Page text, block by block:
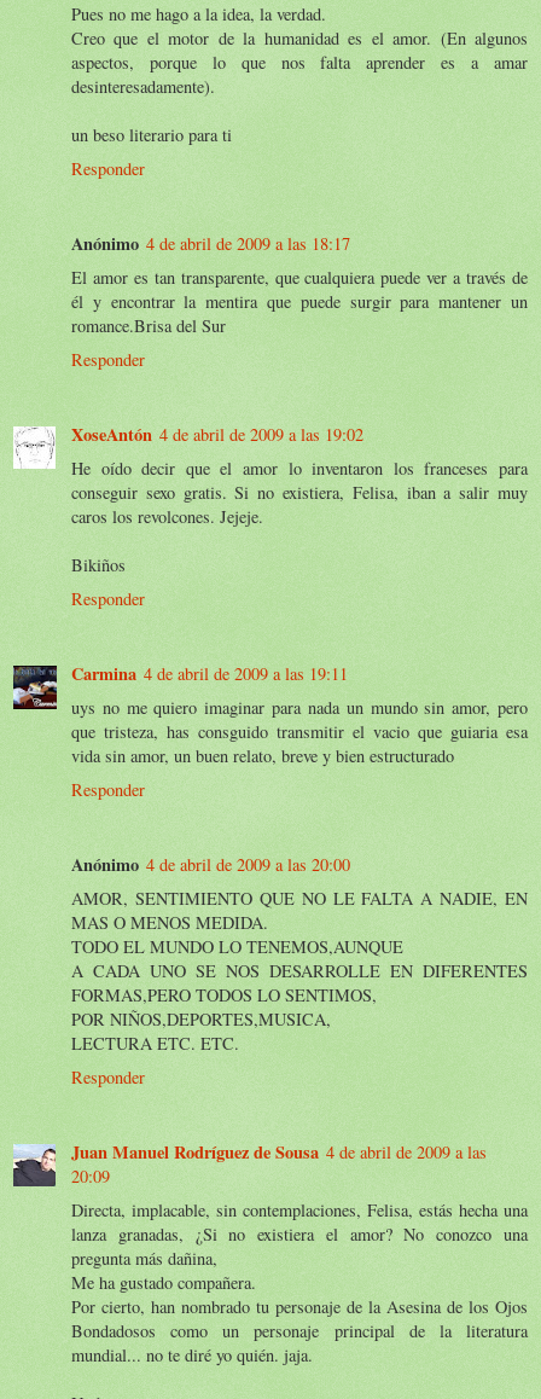
Pues no me hago a la idea, la verdad.
Creo que el motor de la humanidad es el amor. (En algunos
aspectos, porque lo que nos falta aprender es a amar
desinteresadamente).
un beso literario para ti
Responder
Anónimo 4 de abril de 2009 a las 18:17
El amor es tan transparente, que cualquiera puede ver a través de
él y encontrar la mentira que puede surgir para mantener un
romance.Brisa del Sur
Responder
XoseAntón 4 de abril de 2009 a las 19:02
He oído decir que el amor lo inventaron los franceses para
conseguir sexo gratis. Si no existiera, Felisa, iban a salir muy
caros los revolcones. Jejeje.
Bikiños
Responder
Carmina 4 de abril de 2009 a las 19:11
uys no me quiero imaginar para nada un mundo sin amor, pero
que tristeza, has consguido transmitir el vacio que guiaria esa
vida sin amor, un buen relato, breve y bien estructurado
Responder
Anónimo 4 de abril de 2009 a las 20:00
AMOR, SENTIMIENTO QUE NO LE FALTA A NADIE, EN
MAS O MENOS MEDIDA.
TODO EL MUNDO LO TENEMOS,AUNQUE
A CADA UNO SE NOS DESARROLLE EN DIFERENTES
FORMAS,PERO TODOS LO SENTIMOS,
POR NIÑOS,DEPORTES,MUSICA,
LECTURA ETC. ETC.
Responder
Juan Manuel Rodríguez de Sousa 4 de abril de 2009 a las
20:09
Directa, implacable, sin contemplaciones, Felisa, estás hecha una
lanza granadas, ¿Si no existiera el amor? No conozco una
pregunta más dañina,
Me ha gustado compañera.
Por cierto, han nombrado tu personaje de la Asesina de los Ojos
Bondadosos como un personaje principal de la literatura
mundial... no te diré yo quién. jaja.